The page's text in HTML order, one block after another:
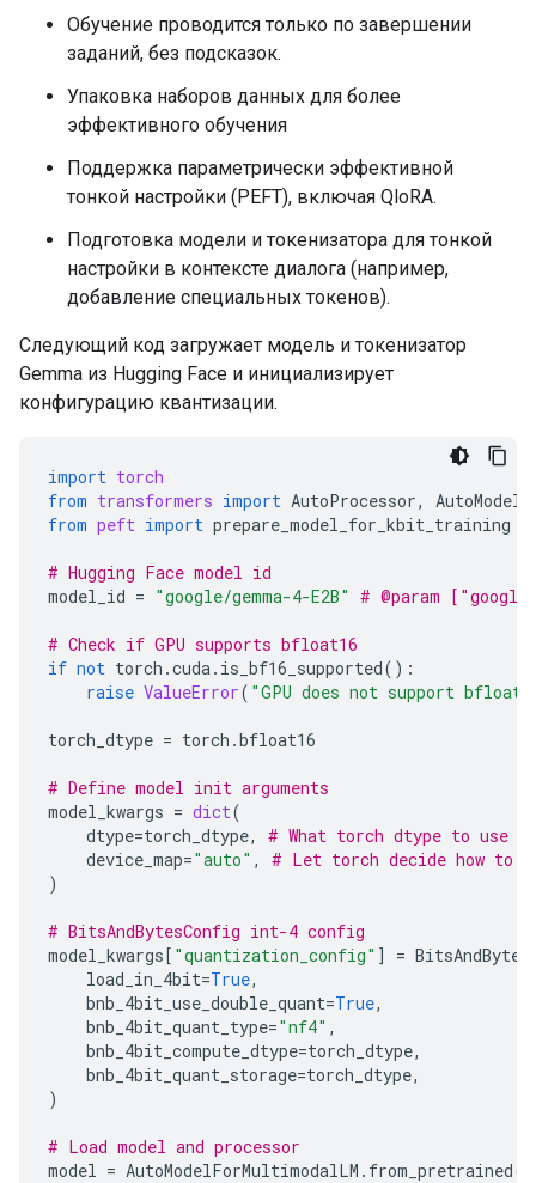
Обучение проводится только по завершении
заданий, без подсказок.
Упаковка наборов данных для более
эффективного обучения
Поддержка параметрически эффективной
тонкой настройки (PEFT), включая QloRA.
Подготовка модели и токенизатора для тонкой
настройки в контексте диалога (например,
добавление специальных токенов).
Следующий код загружает модель и токенизатор
Gemma из Hugging Face и инициализирует
конфигурацию квантизации.
import torch
from transformers import AutoProcessor,
from peft import prepare_model_for_kbit_training
# Hugging Face model id
model_id = "google/gemma-4-E2B" # @param
# Check if GPU supports bfloat16
if not torch .cuda. is_bf16_supported():
raise ValueError( "GPU does not support
torch_dtype = torch .bfloat16
# Define model init arguments
model_kwargs = dict(
dtype=torch_dtype,
# What torch dtype to use
device_map="auto" ,
# Let torch decide how to
)
# BitsAndBytesConfig int-4 config
model_kwargs[ "quantization_config" ] =
load_in_4bit=True,
bnb_4bit_use_double_quant=True,
bnb_4bit_quant_type="nf4" ,
bnb_4bit_compute_dtype=torch_dtype,
bnb_4bit_quant_storage=torch_dtype,
)
# Load model and processor
model = AutoModelForMultimodalLM . from_pretrained(